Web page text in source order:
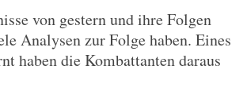
von gestern und ihre Folgen
Analysen zur Folge haben. Eines
haben die Kombattanten daraus